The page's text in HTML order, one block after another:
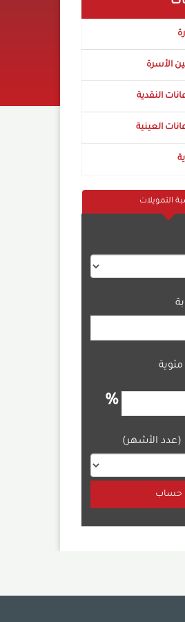
الأسرة
النقدية
العينية
التمويلات
%
(عدد الأشهر)